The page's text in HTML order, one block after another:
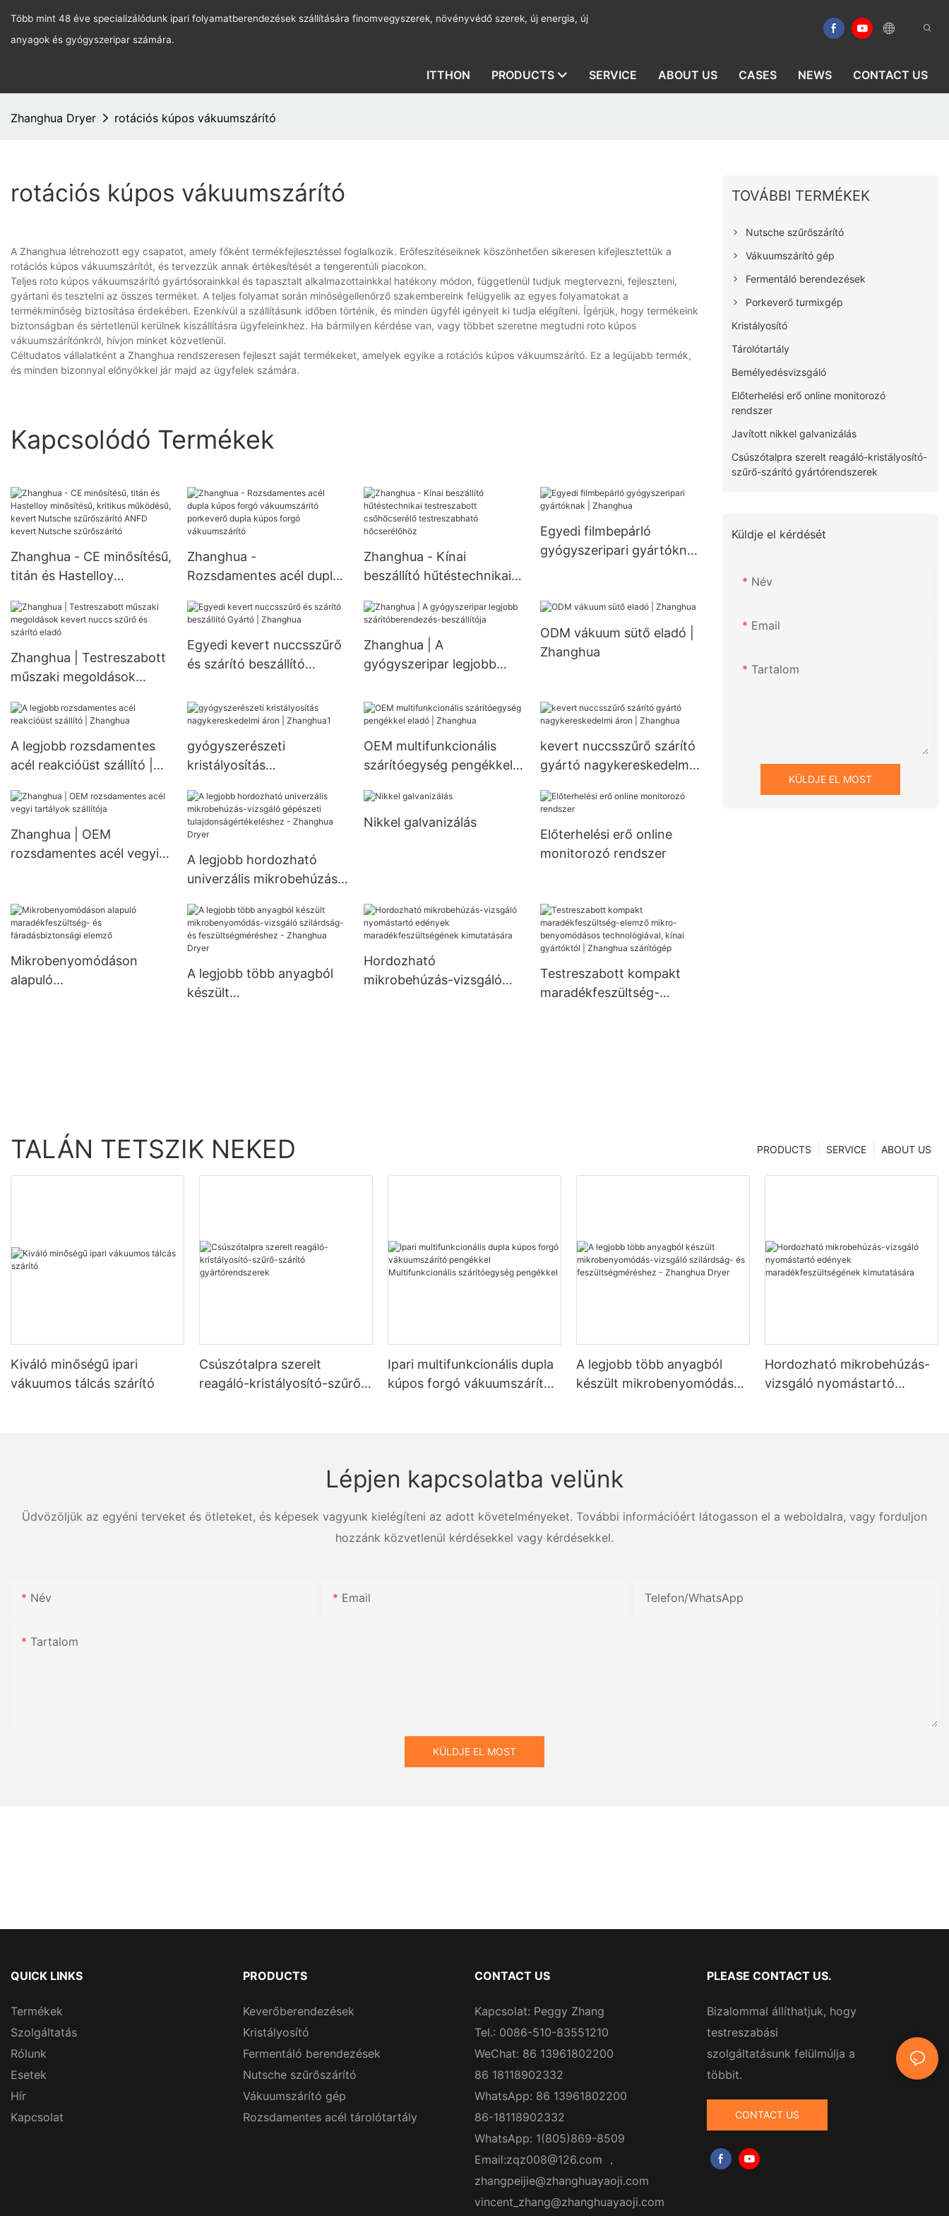
Több mint 48 éve specializálódunk ipari folyamatberendezések szállítására finomvegyszerek, növényvédő szerek, új energia, új
anyagok és gyógyszeripar számára.
ITTHON PRODUCTS SERVICE ABOUT US CASES NEWS CONTACT US
Zhanghua Dryer rotációs kúpos vákuumszárító
rotációs kúpos vákuumszárító
A Zhanghua létrehozott egy csapatot, amely főként termékfejlesztéssel foglalkozik. Erőfeszítéseiknek köszönhetően sikeresen kifejlesztettük a
rotációs kúpos vákuumszárítót, és tervezzük annak értékesítését a tengerentúli piacokon.
Teljes roto kúpos vákuumszárító gyártósorainkkal és tapasztalt alkalmazottainkkal hatékony módon, függetlenül tudjuk megtervezni, fejleszteni,
gyártani és tesztelni az összes terméket. A teljes folyamat során minőségellenőrző szakembereink felügyelik az egyes folyamatokat a
termékminőség biztosítása érdekében. Ezenkívül a szállításunk időben történik, és minden ügyfél igényeit ki tudja elégíteni. Ígérjük, hogy termékeink
biztonságban és sértetlenül kerülnek kiszállításra ügyfeleinkhez. Ha bármilyen kérdése van, vagy többet szeretne megtudni roto kúpos
vákuumszárítónkról, hívjon minket közvetlenül.
Céltudatos vállalatként a Zhanghua rendszeresen fejleszt saját termékeket, amelyek egyike a rotációs kúpos vákuumszárító. Ez a legújabb termék,
és minden bizonnyal előnyökkel jár majd az ügyfelek számára.
Kapcsolódó Termékek
Zhanghua - CE minősítésű,
titán és Hastelloy
működésű, kevert Nutsche
szűrőszárító ANFD kevert
Nutsche szűrőszárító
Zhanghua -
Rozsdamentes acél dupla
vákuumszárító porkeverő
vákuumszárító
Zhanghua - Kínai
beszállító hűtéstechnikai
csőhőcserélő
testreszabható
hőcserélőhöz
Egyedi filmbepárló
gyógyszeripari gyártóknak
Zhanghua | Testreszabott
műszaki megoldások
szárító eladó
Egyedi kevert nuccsszűrő
és szárító beszállító
Zhanghua | A
gyógyszeripar legjobb
beszállítója
ODM vákuum sütő eladó |
Zhanghua
A legjobb rozsdamentes
acél reakcióüst szállító |
gyógyszerészeti
kristályosítás
Zhanghua1
OEM multifunkcionális
szárítóegység pengékkel
kevert nuccsszűrő szárító
gyártó nagykereskedelmi
Zhanghua | OEM
rozsdamentes acél vegyi
A legjobb hordozható
univerzális mikrobehúzás-
tulajdonságértékeléshez -
Zhanghua Dryer
Nikkel galvanizálás
Előterhelési erő online
monitorozó rendszer
Mikrobenyomódáson
alapuló
A legjobb több anyagból
készült
Hordozható
mikrobehúzás-vizsgáló
Testreszabott kompakt
maradékfeszültség-
TOVÁBBI TERMÉKEK
Nutsche szűrőszárító
Vákuumszárító gép
Fermentáló berendezések
Porkeverő turmixgép
Kristályosító
Tárolótartály
Bemélyedésvizsgáló
Előterhelési erő online monitorozó
rendszer
Javított nikkel galvanizálás
Csúszótalpra szerelt reagáló-kristályosító-
szűrő-szárító gyártórendszerek
Küldje el kérdését
Név
Email
Tartalom
KÜLDJE EL MOST
TALÁN TETSZIK NEKED ABOUT US
SERVICE
PRODUCTS
Kiváló minőségű ipari
vákuumos tálcás szárító
Csúszótalpra szerelt
reagáló-kristályosító-szűrő-
Ipari multifunkcionális dupla
kúpos forgó vákuumszárító
A legjobb több anyagból
készült mikrobenyomódás-
Hordozható mikrobehúzás-
vizsgáló nyomástartó
Lépjen kapcsolatba velünk
Üdvözöljük az egyéni terveket és ötleteket, és képesek vagyunk kielégíteni az adott követelményeket. További információért látogasson el a weboldalra, vagy forduljon
hozzánk közvetlenül kérdésekkel vagy kérdésekkel.
Név Email Telefon/WhatsApp
Tartalom
KÜLDJE EL MOST
QUICK LINKS
Termékek
Szolgáltatás
Rólunk
Esetek
Hír
Kapcsolat
PRODUCTS
Keverőberendezések
Kristályosító
Fermentáló berendezések
Nutsche szűrőszárító
Vákuumszárító gép
Rozsdamentes acél tárolótartály
CONTACT US
Kapcsolat: Peggy Zhang
Tel.: 0086-510-83551210
WeChat: 86 13961802200
86 18118902332
WhatsApp: 86 13961802200
86-18118902332
WhatsApp: 1(805)869-8509
Email:zqz008@126.com ，
zhangpeijie@zhanghuayaoji.com
vincent_zhang@zhanghuayaoji.com
PLEASE CONTACT US.
Bizalommal állíthatjuk, hogy
testreszabási
szolgáltatásunk felülmúlja a
többit.
CONTACT US